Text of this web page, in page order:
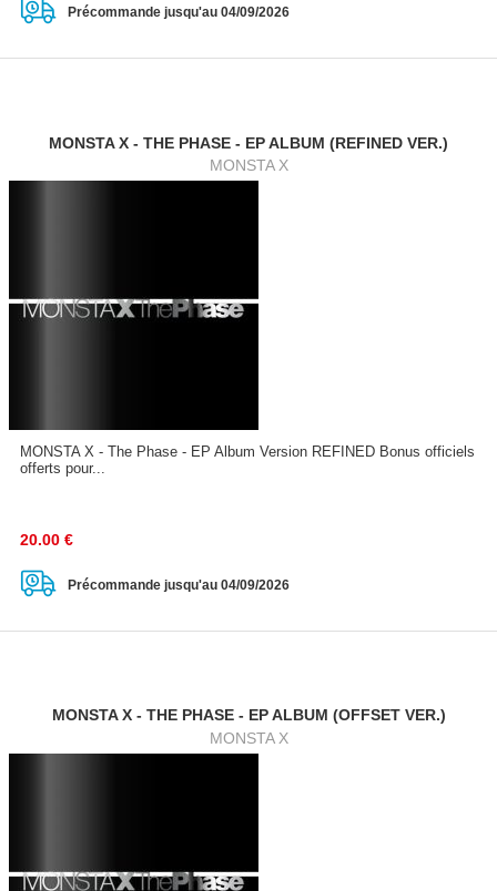
Précommande jusqu'au 04/09/2026
MONSTA X - THE PHASE - EP ALBUM (REFINED VER.)
MONSTA X
MONSTA X - The Phase - EP Album Version REFINED Bonus officiels
offerts pour...
20.00 €
Précommande jusqu'au 04/09/2026
MONSTA X - THE PHASE - EP ALBUM (OFFSET VER.)
MONSTA X